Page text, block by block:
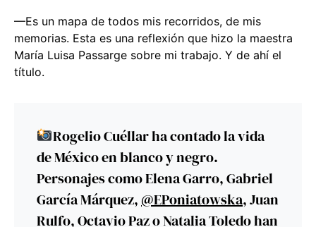
—Es un mapa de todos mis recorridos, de mis
memorias. Esta es una reflexión que hizo la maestra
María Luisa Passarge sobre mi trabajo. Y de ahí el
título.
Rogelio Cuéllar ha contado la vida
de México en blanco y negro.
Personajes como Elena Garro, Gabriel
García Márquez, @EPoniatowska, Juan
Rulfo, Octavio Paz o Natalia Toledo han